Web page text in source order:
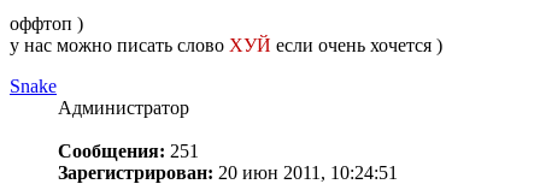
оффтоп )
у нас можно писать слово ХУЙ если очень хочется )
Snake
Администратор
Сообщения: 251
Зарегистрирован: 20 июн 2011, 10:24:51